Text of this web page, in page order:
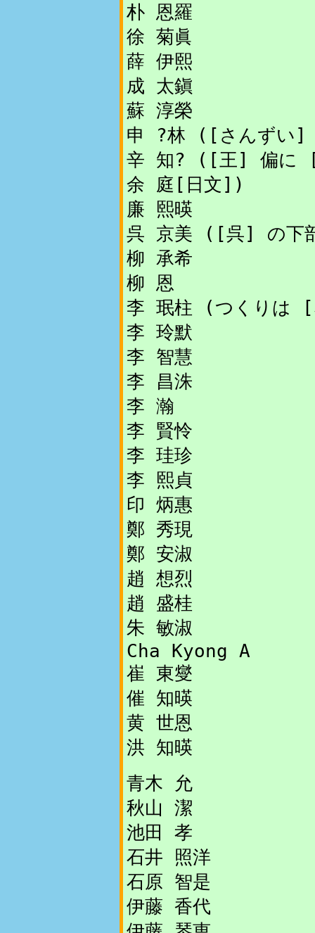
朴 恩羅
徐 菊眞
薛 伊熙
成 太鎭
蘇 淳榮
申 ?林 ([さんず
辛 知? ([王] 偏に
余 庭[日文])
廉 熙暎
呉 京美 ([呉] の下
柳 承希
柳 恩
李 珉柱 (つくりは
李 玲默
李 智慧
李 昌洙
李 瀚
李 賢怜
李 珪珍
李 熙貞
印 炳惠
鄭 秀現
鄭 安淑
趙 想烈
趙 盛桂
朱 敏淑
Cha Kyong A
崔 東燮
催 知暎
黄 世恩
洪 知暎
青木 允
秋山 潔
池田 孝
石井 照洋
石原 智是
伊藤 香代